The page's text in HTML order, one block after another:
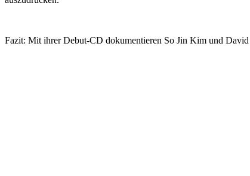
Fazit: Mit ihrer Debut-CD dokumentieren So Jin Kim und